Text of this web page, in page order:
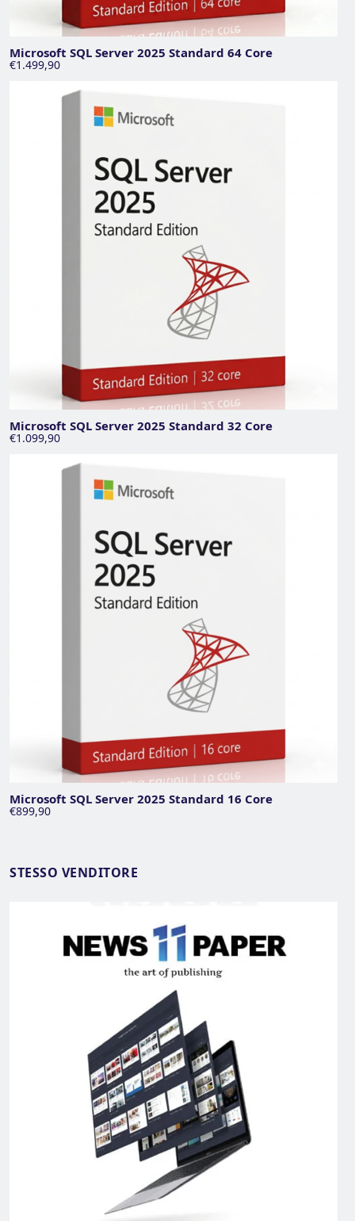
Microsoft SQL Server 2025 Standard 64 Core
€1.499,90
Microsoft SQL Server 2025 Standard 32 Core
€1.099,90
Microsoft SQL Server 2025 Standard 16 Core
€899,90
STESSO VENDITORE